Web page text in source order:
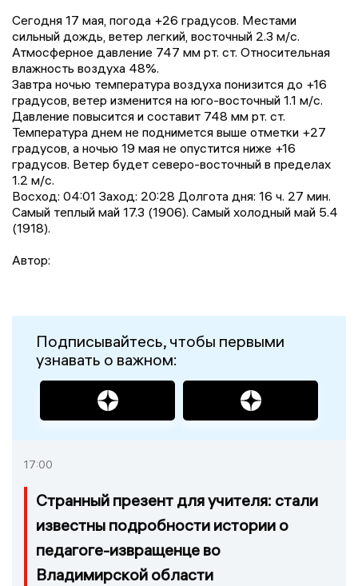
Сегодня 17 мая, погода +26 градусов. Местами
сильный дождь, ветер легкий, восточный 2.3 м/с.
Атмосферное давление 747 мм рт. ст. Относительная
влажность воздуха 48%.
Завтра ночью температура воздуха понизится до +16
градусов, ветер изменится на юго-восточный 1.1 м/с.
Давление повысится и составит 748 мм рт. ст.
Температура днем не поднимется выше отметки +27
градусов, a ночью 19 мая не опустится ниже +16
градусов. Ветер будет северо-восточный в пределах
1.2 м/с.
Восход: 04:01 Заход: 20:28 Долгота дня: 16 ч. 27 мин.
Самый теплый май 17.3 (1906). Самый холодный май 5.4
(1918).
Автор:
Подписывайтесь, чтобы первыми
узнавать о важном:
17:00
Странный презент для учителя: стали
известны подробности истории о
педагоге-извращенце во
Владимирской области